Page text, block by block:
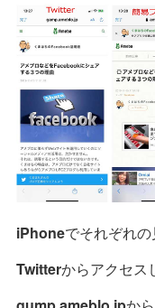
iPhoneでそれぞれの
Twitterからアクセス